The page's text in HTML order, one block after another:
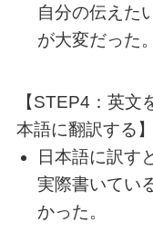
自分の伝えた
が大変だった。
【STEP4：英
本語に翻訳する】
日本語に訳す
実際書いてい
かった。